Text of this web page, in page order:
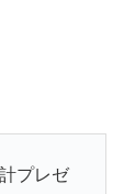
プレゼ